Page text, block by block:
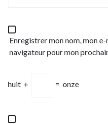
Enregistrer mon nom, mon
navigateur pour mon
huit + = onze